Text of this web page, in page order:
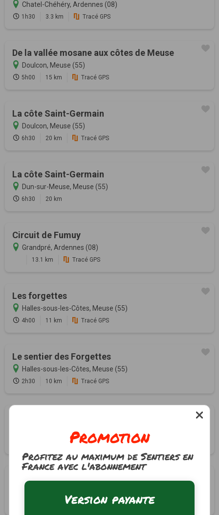
Chatel-Chéhéry, Ardennes (08)
1h30 3.3 km Tracé GPS
De la vallée mosane aux côtes de Meuse
Doulcon, Meuse (55)
5h00 15 km Tracé GPS
La côte Saint-Germain
Doulcon, Meuse (55)
6h30 20 km Tracé GPS
La côte Saint-Germain
Dun-sur-Meuse, Meuse (55)
6h30 20 km
Circuit de Fumuy
Grandpré, Ardennes (08)
13.1 km Tracé GPS
Les forgettes
Halles-sous-les-Côtes, Meuse (55)
4h00 11 km Tracé GPS
Le sentier des Forgettes
Halles-sous-les-Côtes, Meuse (55)
2h30 10 km Tracé GPS
Lachalade, Meuse (55)
Tracé GPS
Sentier du Lac
Tracé GPS
Promotion
Profitez au maximum de Sentiers en
France avec l'abonnement
Version payante